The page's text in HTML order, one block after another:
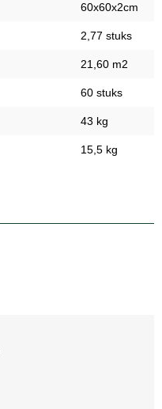
60x60x2cm
2,77 stuks
21,60 m2
60 stuks
43 kg
15,5 kg